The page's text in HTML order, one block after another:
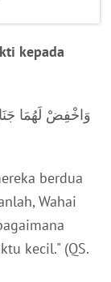
kepada
وَاخْفِضْ لَهُمَا
berdua
Wahai
kecil." (QS.